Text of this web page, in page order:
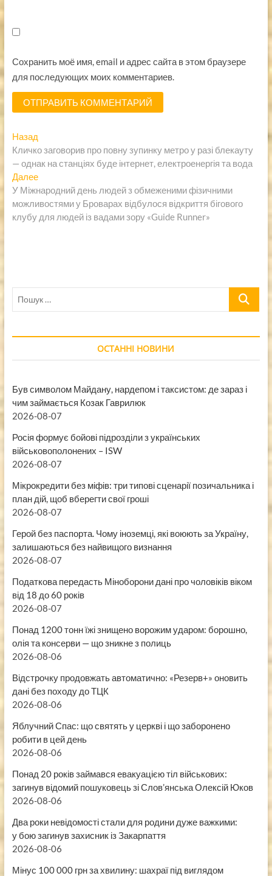
Сохранить моё имя, email и адрес сайта в этом браузере
для последующих моих комментариев.
Навигация
по
записям
НазадПредыдущая
запись:
Кличко заговорив про повну зупинку метро у разі блекауту
— однак на станціях буде інтернет, електроенергія та вода
ДалееСледующая
запись:
У Міжнародний день людей з обмеженими фізичними
можливостями у Броварах відбулося відкриття бігового
клубу для людей із вадами зору «Guide Runner»
Пошук
ОСТАННІ НОВИНИ
Був символом Майдану, нардепом і таксистом: де зараз і
чим займається Козак Гаврилюк
2026-08-07
Росія формує бойові підрозділи з українських
військовополонених – ISW
2026-08-07
Мікрокредити без міфів: три типові сценарії позичальника і
план дій, щоб вберегти свої гроші
2026-08-07
Герой без паспорта. Чому іноземці, які воюють за Україну,
залишаються без найвищого визнання
2026-08-07
Податкова передасть Міноборони дані про чоловіків віком
від 18 до 60 років
2026-08-07
Понад 1200 тонн їжі знищено ворожим ударом: борошно,
олія та консерви — що зникне з полиць
2026-08-06
Відстрочку продовжать автоматично: «Резерв+» оновить
дані без походу до ТЦК
2026-08-06
Яблучний Спас: що святять у церкві і що заборонено
робити в цей день
2026-08-06
Понад 20 років займався евакуацією тіл військових:
загинув відомий пошуковець зі Слов’янська Олексій Юков
2026-08-06
Два роки невідомості стали для родини дуже важкими:
у бою загинув захисник із Закарпаття
2026-08-06
Мінус 100 000 грн за хвилину: шахраї під виглядом